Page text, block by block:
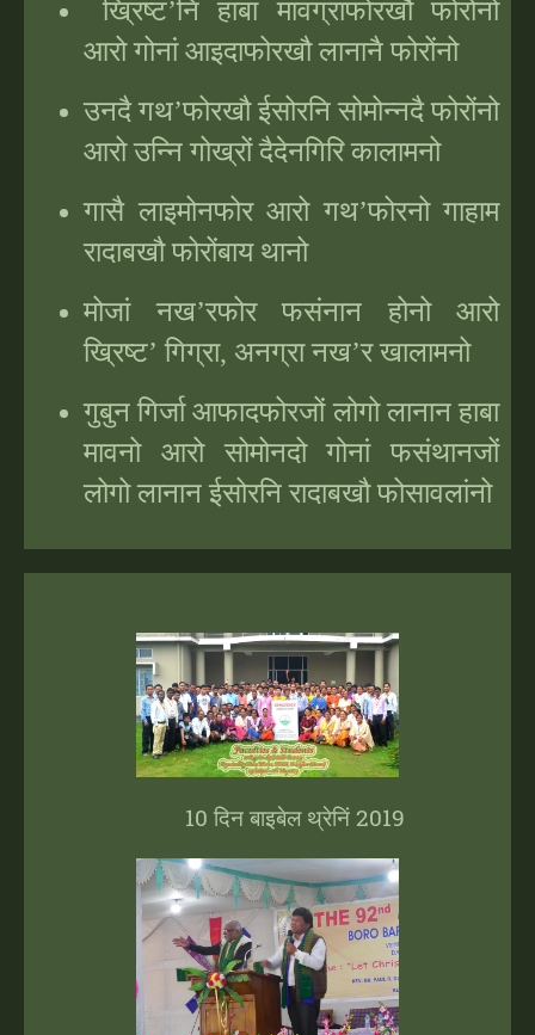
ख्रिष्ट’नि हाबा मावग्राफोरखौ फोरोंनो
आरो गोनां आइदाफोरखौ लानानै फोरोंनो
उनदै गथ’फोरखौ ईसोरनि सोमोन्नदै फोरोंनो
आरो उन्नि गोख्रों दैदेनगिरि कालामनो
गासै लाइमोनफोर आरो गथ’फोरनो गाहाम
रादाबखौ फोरोंबाय थानो
मोजां नख’रफोर फसंनान होनो आरो
ख्रिष्ट’ गिग्रा, अनग्रा नख’र खालामनो
गुबुन गिर्जा आफादफोरजों लोगो लानान हाबा
मावनो आरो सोमोनदो गोनां फसंथानजों
लोगो लानान ईसोरनि रादाबखौ फोसावलांनो
10 दिन बाइबेल थ्रेनिं 2019